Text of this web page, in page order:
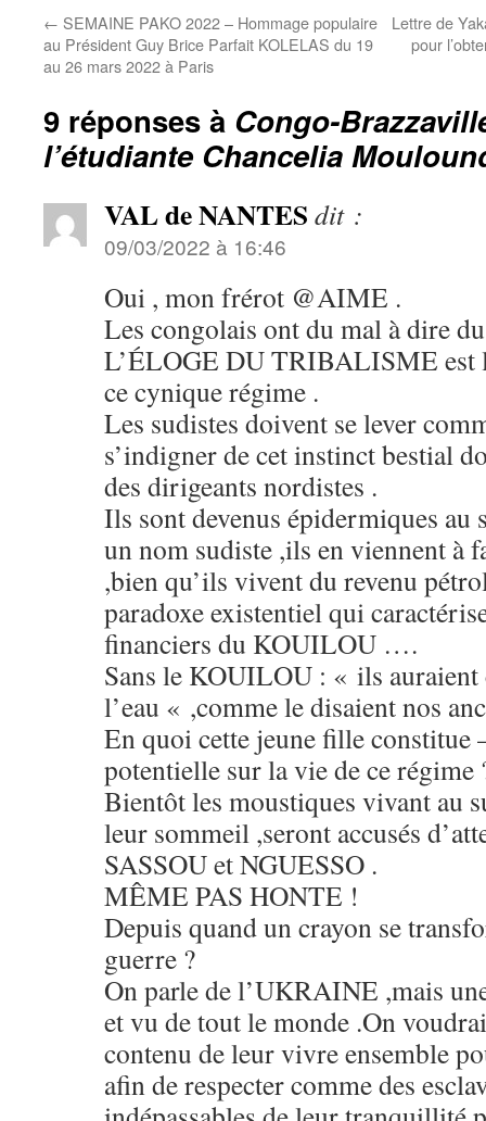
← SEMAINE PAKO 2022 – Hommage populaire
au Président Guy Brice Parfait KOLELAS du 19
au 26 mars 2022 à Paris
Lettre de
pour
9 réponses à Congo-
l’étudiante Chancelia
VAL de NANTES dit :
09/03/2022 à 16:46
Oui , mon frérot @AIME .
Les congolais ont du mal à dire
L’ÉLOGE DU TRIBALISME est
ce cynique régime .
Les sudistes doivent se lever
s’indigner de cet instinct bestial
des dirigeants nordistes .
Ils sont devenus épidermiques au
un nom sudiste ,ils en viennent à
,bien qu’ils vivent du revenu
paradoxe existentiel qui
financiers du KOUILOU ….
Sans le KOUILOU : « ils auraient
l’eau « ,comme le disaient nos
En quoi cette jeune fille constitue
potentielle sur la vie de ce régime
Bientôt les moustiques vivant au
leur sommeil ,seront accusés
SASSOU et NGUESSO .
MÊME PAS HONTE !
Depuis quand un crayon se
guerre ?
On parle de l’UKRAINE ,mais
et vu de tout le monde .On
contenu de leur vivre ensemble
afin de respecter comme des